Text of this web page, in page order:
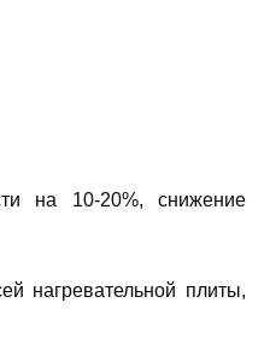
на 10-20%, снижение
нагревательной плиты,